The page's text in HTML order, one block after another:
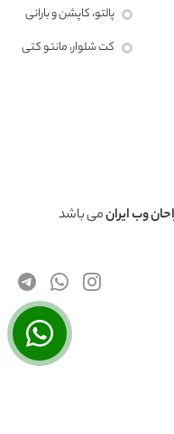
پالتو، کاپشن و بارانی
کت شلوار، مانتو کتی
وب ایرانمی باشد